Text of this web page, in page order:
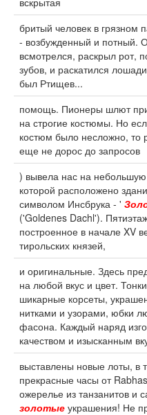
бритый человек в грязном
- возбужденный и потный.
всмотрелся, раскрыл рот,
зубов, и раскатился
был Ртищев...
помощь. Пионеры шлют
на строгие костюмы. Но
костюм было несложно, то
еще не дорос до запросов
) вывела нас на
которой расположено
символом Инсбрука - '
('Goldenes Dachl').
построенное в начале XV
тирольских князей,
и оригинальные. Здесь
на любой вкус и цвет.
шикарные корсеты,
нитками и узорами, юбки
фасона. Каждый наряд
качеством и изысканным
выставлены новые лоты, в
прекрасные часы от
ожерелье из танзанитов и
золотые украшения! Не